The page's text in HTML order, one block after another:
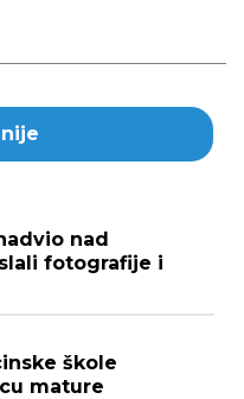
nad
fotografije i
škole
mature